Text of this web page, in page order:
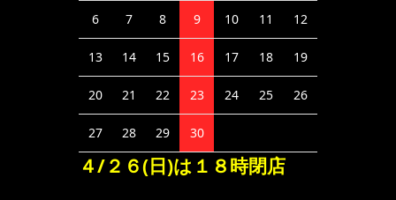
6 7 8 9 10 11 12
13 14 15 16 17 18 19
20 21 22 23 24 25 26
27 28 29 30
４/２６(日)は１８時閉店